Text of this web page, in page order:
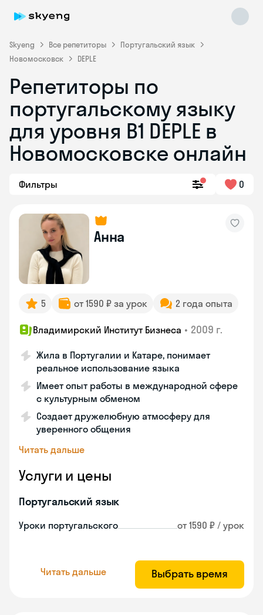
Skyeng Все репетиторы
Португальский язык
Новомосковск
DEPLE
Репетиторы по
португальскому языку
для уровня B1 DEPLE в
Новомосковске онлайн
Фильтры 0
Анна
5 от 1590 ₽ за урок 2 года опыта
Владимирский Институт Бизнеса • 2009 г.
Жила в Португалии и Катаре, понимает
реальное использование языка
Имеет опыт работы в международной сфере
с культурным обменом
Создает дружелюбную атмосферу для
уверенного общения
Читать дальше
Услуги и цены
Португальский язык
Уроки португальского от 1590 ₽ / урок
Читать дальше Выбрать время
Skyeng Chat
online